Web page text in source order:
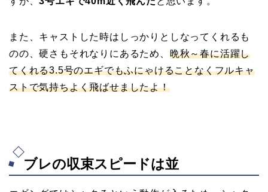
また、キャストした時はしっかりとしなってくれるも
のの、硬さもそれなりにあるため、 晩秋～春に活躍し
てくれる3.5号のエギでもふにゃけることなくフルキャ
ストで気持ちよく飛ばせましたよ！
ブレの収束スピードは並